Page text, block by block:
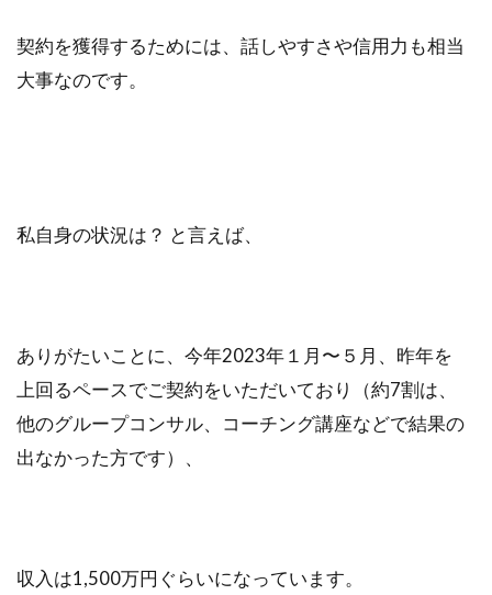
契約を獲得するためには、話しやすさや信用力も相当
大事なのです。
私自身の状況は？ と言えば、
ありがたいことに、今年2023年１月〜５月、昨年を
上回るペースでご契約をいただいており（約7割は、
他のグループコンサル、コーチング講座などで結果の
出なかった方です）、
収入は1,500万円ぐらいになっています。